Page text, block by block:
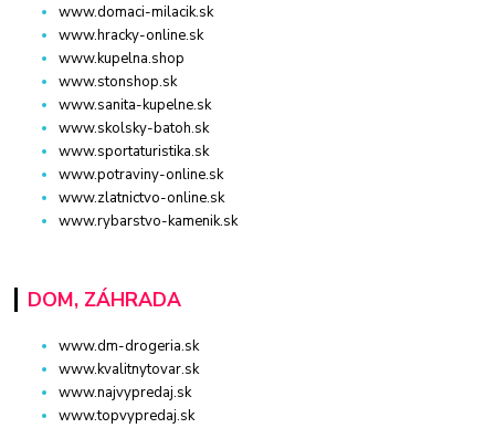
www.domaci-milacik.sk
www.hracky-online.sk
www.kupelna.shop
www.stonshop.sk
www.sanita-kupelne.sk
www.skolsky-batoh.sk
www.sportaturistika.sk
www.potraviny-online.sk
www.zlatnictvo-online.sk
www.rybarstvo-kamenik.sk
DOM, ZÁHRADA
www.dm-drogeria.sk
www.kvalitnytovar.sk
www.najvypredaj.sk
www.topvypredaj.sk